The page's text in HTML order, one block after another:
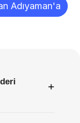
Adıyaman'a
+